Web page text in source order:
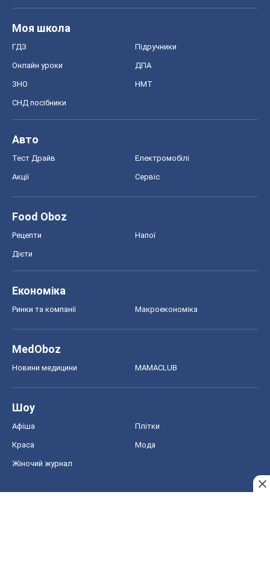
Моя школа
ГДЗ Підручники
Онлайн уроки ДПА
ЗНО НМТ
СНД посібники
Авто
Тест Драйв Електромобілі
Акції Сервіс
Food Oboz
Рецепти Напої
Дієти
Економіка
Ринки та компанії Макроекономіка
MedOboz
Новини медицини MAMACLUB
Шоу
Афіша Плітки
Краса Мода
Жіночий журнал